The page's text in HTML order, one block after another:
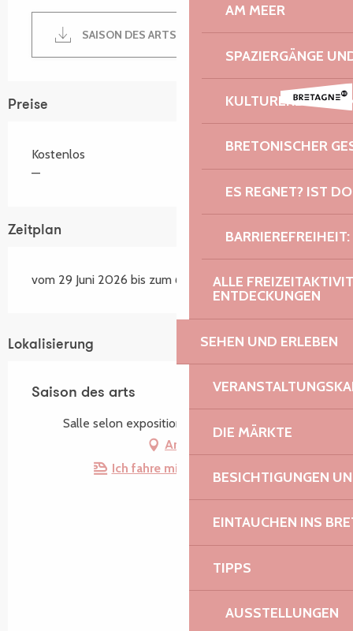
AM MEER
SPAZIERGÄNGE
KULTURERBE UND
BRETONISCHER
ES REGNET? IST
ALLE
ENTDECKUNGEN
SEHEN UND ERLEBEN
DIE MÄRKTE
BESICHTIGUNGEN
EINTAUCHEN INS
TIPPS
AUSSTELLUNGEN
SAISON DES ARTS 2026+ ARTISTESpdf-1
Preise
Kostenlos
—
Zeitplan
vom 29 Juni 2026 bis zum 6 September 2026
Lokalisierung
Saison des arts
Salle selon exposition, 22740 Lézardrieux
Anfahrt
Ich fahre mit dem Zug hin!